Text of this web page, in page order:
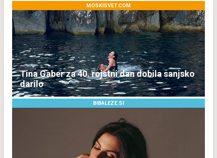
MOSKISVET.COM
Tina Gaber za 40. rojstni dan dobila sanjsko
darilo
BIBALEZE.SI